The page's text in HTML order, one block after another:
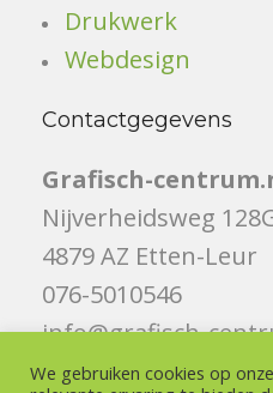
Drukwerk
Webdesign
Contactgegevens
Grafisch-
Nijverheidsweg
4879 AZ Etten-Leur
076-5010546
info@grafisch-
We gebruiken cookies op